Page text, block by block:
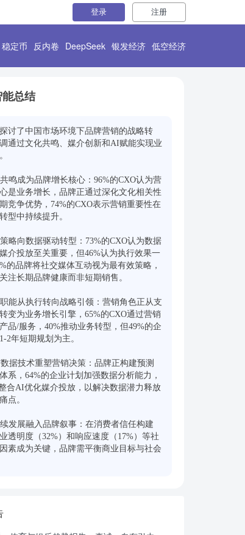
登录 注册
稳定币 反内卷 DeepSeek 银发经济 低空经济
总结
讨了中国市场环境下品牌营销的战略转
通过文化共鸣、媒介创新和AI赋能实现业
鸣成为品牌增长核心：96%的CXO认为营
是业务增长，品牌正通过深化文化相关性
竞争优势，74%的CXO表示营销重要性在
型中持续提升。
略向数据驱动转型：73%的CXO认为数据
介投放至关重要，但46%认为执行效果一
的品牌将社交媒体互动视为最有效策略，
注长期品牌健康而非短期销售。
能从执行转向战略引领：营销角色正从支
变为业务增长引擎，65%的CXO通过营销
品/服务，40%推动业务转型，但49%的企
2年短期规划为主。
据技术重塑营销决策：品牌正构建预测
系，64%的企业计划加强数据分析能力，
合AI优化媒介投放，以解决数据潜力释放
点。
发展融入品牌叙事：在消费者信任构建
透明度（32%）和响应速度（17%）等社
素成为关键，品牌需平衡商业目标与社会